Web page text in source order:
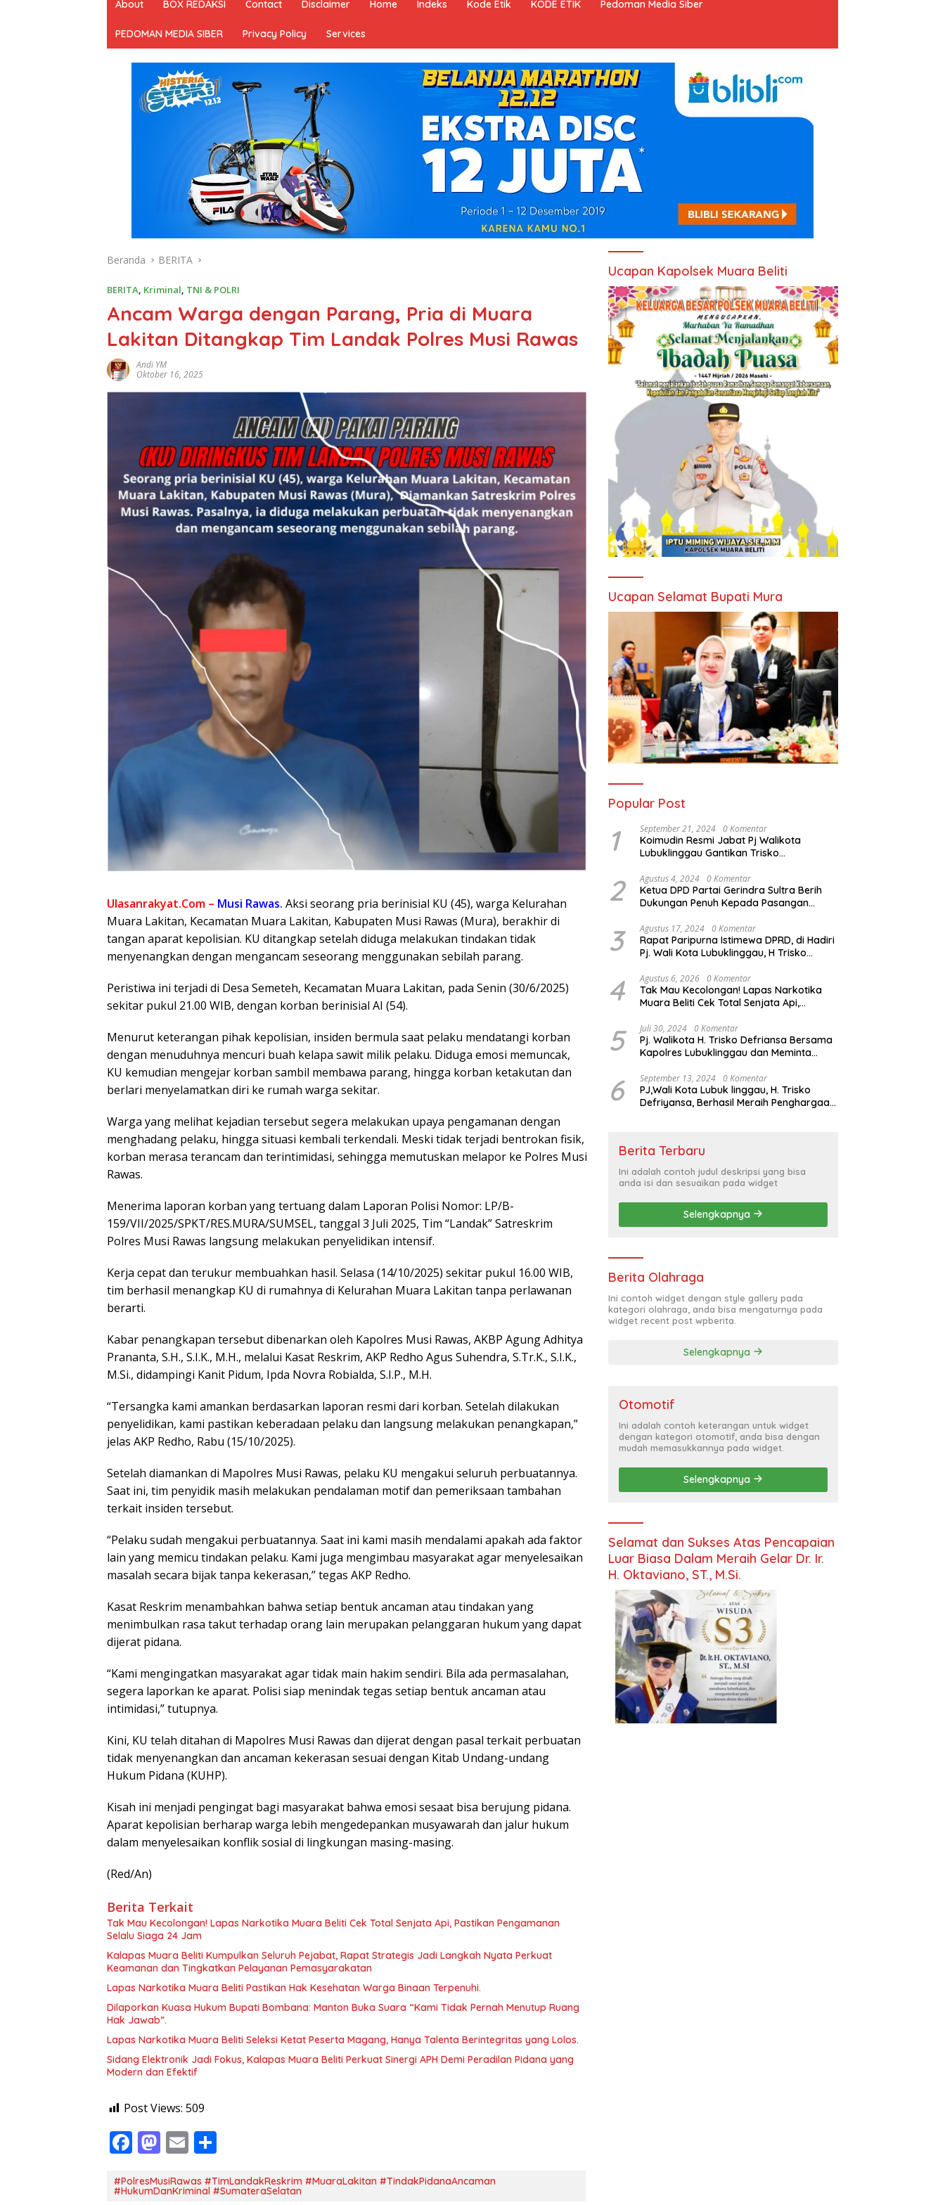
About BOX REDAKSI Contact Disclaimer Home Indeks Kode Etik KODE ETIK Pedoman Media Siber
PEDOMAN MEDIA SIBER Privacy Policy Services
Beranda BERITA
BERITA, Kriminal, TNI & POLRI
Ancam Warga dengan Parang, Pria di Muara
Lakitan Ditangkap Tim Landak Polres Musi Rawas
Andi YM
Oktober 16, 2025
Ulasanrakyat.Com – Musi Rawas. Aksi seorang pria berinisial KU (45), warga Kelurahan
Muara Lakitan, Kecamatan Muara Lakitan, Kabupaten Musi Rawas (Mura), berakhir di
tangan aparat kepolisian. KU ditangkap setelah diduga melakukan tindakan tidak
menyenangkan dengan mengancam seseorang menggunakan sebilah parang.
Peristiwa ini terjadi di Desa Semeteh, Kecamatan Muara Lakitan, pada Senin (30/6/2025)
sekitar pukul 21.00 WIB, dengan korban berinisial AI (54).
Menurut keterangan pihak kepolisian, insiden bermula saat pelaku mendatangi korban
dengan menuduhnya mencuri buah kelapa sawit milik pelaku. Diduga emosi memuncak,
KU kemudian mengejar korban sambil membawa parang, hingga korban ketakutan dan
berlari menyelamatkan diri ke rumah warga sekitar.
Warga yang melihat kejadian tersebut segera melakukan upaya pengamanan dengan
menghadang pelaku, hingga situasi kembali terkendali. Meski tidak terjadi bentrokan fisik,
korban merasa terancam dan terintimidasi, sehingga memutuskan melapor ke Polres Musi
Rawas.
Menerima laporan korban yang tertuang dalam Laporan Polisi Nomor: LP/B-
159/VII/2025/SPKT/RES.MURA/SUMSEL, tanggal 3 Juli 2025, Tim “Landak” Satreskrim
Polres Musi Rawas langsung melakukan penyelidikan intensif.
Kerja cepat dan terukur membuahkan hasil. Selasa (14/10/2025) sekitar pukul 16.00 WIB,
tim berhasil menangkap KU di rumahnya di Kelurahan Muara Lakitan tanpa perlawanan
berarti.
Kabar penangkapan tersebut dibenarkan oleh Kapolres Musi Rawas, AKBP Agung Adhitya
Prananta, S.H., S.I.K., M.H., melalui Kasat Reskrim, AKP Redho Agus Suhendra, S.Tr.K., S.I.K.,
M.Si., didampingi Kanit Pidum, Ipda Novra Robialda, S.I.P., M.H.
“Tersangka kami amankan berdasarkan laporan resmi dari korban. Setelah dilakukan
penyelidikan, kami pastikan keberadaan pelaku dan langsung melakukan penangkapan,”
jelas AKP Redho, Rabu (15/10/2025).
Setelah diamankan di Mapolres Musi Rawas, pelaku KU mengakui seluruh perbuatannya.
Saat ini, tim penyidik masih melakukan pendalaman motif dan pemeriksaan tambahan
terkait insiden tersebut.
“Pelaku sudah mengakui perbuatannya. Saat ini kami masih mendalami apakah ada faktor
lain yang memicu tindakan pelaku. Kami juga mengimbau masyarakat agar menyelesaikan
masalah secara bijak tanpa kekerasan,” tegas AKP Redho.
Kasat Reskrim menambahkan bahwa setiap bentuk ancaman atau tindakan yang
menimbulkan rasa takut terhadap orang lain merupakan pelanggaran hukum yang dapat
dijerat pidana.
“Kami mengingatkan masyarakat agar tidak main hakim sendiri. Bila ada permasalahan,
segera laporkan ke aparat. Polisi siap menindak tegas setiap bentuk ancaman atau
intimidasi,” tutupnya.
Kini, KU telah ditahan di Mapolres Musi Rawas dan dijerat dengan pasal terkait perbuatan
tidak menyenangkan dan ancaman kekerasan sesuai dengan Kitab Undang-undang
Hukum Pidana (KUHP).
Kisah ini menjadi pengingat bagi masyarakat bahwa emosi sesaat bisa berujung pidana.
Aparat kepolisian berharap warga lebih mengedepankan musyawarah dan jalur hukum
dalam menyelesaikan konflik sosial di lingkungan masing-masing.
(Red/An)
Berita Terkait
Tak Mau Kecolongan! Lapas Narkotika Muara Beliti Cek Total Senjata Api, Pastikan Pengamanan
Selalu Siaga 24 Jam
Kalapas Muara Beliti Kumpulkan Seluruh Pejabat, Rapat Strategis Jadi Langkah Nyata Perkuat
Keamanan dan Tingkatkan Pelayanan Pemasyarakatan
Lapas Narkotika Muara Beliti Pastikan Hak Kesehatan Warga Binaan Terpenuhi.
Dilaporkan Kuasa Hukum Bupati Bombana: Manton Buka Suara “Kami Tidak Pernah Menutup Ruang
Hak Jawab”.
Lapas Narkotika Muara Beliti Seleksi Ketat Peserta Magang, Hanya Talenta Berintegritas yang Lolos.
Sidang Elektronik Jadi Fokus, Kalapas Muara Beliti Perkuat Sinergi APH Demi Peradilan Pidana yang
Modern dan Efektif
Post Views: 509
F
e
M
to
E
ai ar
#PolresMusiRawas #TimLandakReskrim #MuaraLakitan #TindakPidanaAncaman
#HukumDanKriminal #SumateraSelatan
Ucapan Kapolsek Muara Beliti
Ucapan Selamat Bupati Mura
Popular Post
1 September 21, 2024 0 Komentar
Koimudin Resmi Jabat Pj Walikota
Lubuklinggau Gantikan Trisko
2 Agustus 4, 2024 0 Komentar
Ketua DPD Partai Gerindra Sultra Berih
Dukungan Penuh Kepada Pasangan
Konawe (HADIR) di Pilkada Konawe 2024
3 Agustus 17, 2024 0 Komentar
Rapat Paripurna Istimewa DPRD, di Hadiri
Pj. Wali Kota Lubuklinggau, H Trisko
Mendengarkan Pidato Kenegaraan
Presiden RI Dalam Rangka HUT ke-79
4 Agustus 6, 2026 0 Komentar
Tak Mau Kecolongan! Lapas Narkotika
Muara Beliti Cek Total Senjata Api,
Jam
5 Juli 30, 2024 0 Komentar
Pj. Walikota H. Trisko Defriansa Bersama
Kapolres Lubuklinggau dan Meminta
Hajatan Politik
6 September 13, 2024 0 Komentar
PJ,Wali Kota Lubuk linggau, H. Trisko
Defriyansa, Berhasil Meraih Penghargaan
Berita Terbaru
Ini adalah contoh judul deskripsi yang bisa
anda isi dan sesuaikan pada widget
Selengkapnya
Berita Olahraga
Ini contoh widget dengan style gallery pada
kategori olahraga, anda bisa mengaturnya pada
widget recent post wpberita.
Selengkapnya
Otomotif
Ini adalah contoh keterangan untuk widget
dengan kategori otomotif, anda bisa dengan
mudah memasukkannya pada widget.
Selengkapnya
Selamat dan Sukses Atas Pencapaian
Luar Biasa Dalam Meraih Gelar Dr. Ir.
H. Oktaviano, ST., M.Si.